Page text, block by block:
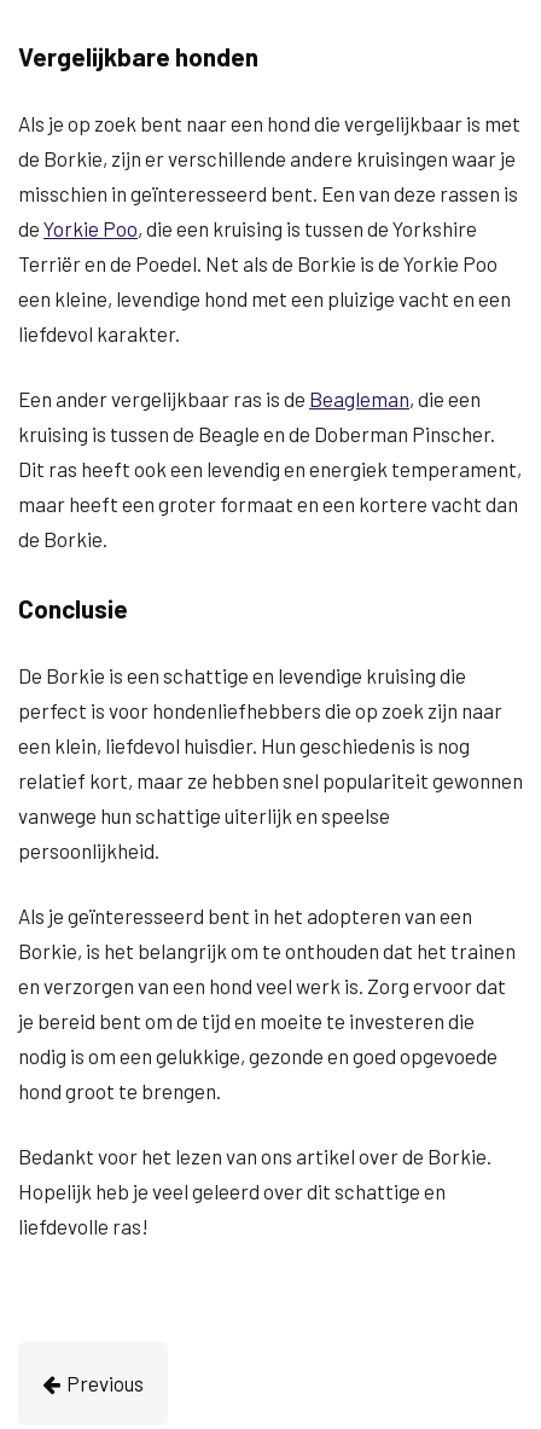
Vergelijkbare honden
Als je op zoek bent naar een hond die vergelijkbaar is met
de Borkie, zijn er verschillende andere kruisingen waar je
misschien in geïnteresseerd bent. Een van deze rassen is
de Yorkie Poo, die een kruising is tussen de Yorkshire
Terriër en de Poedel. Net als de Borkie is de Yorkie Poo
een kleine, levendige hond met een pluizige vacht en een
liefdevol karakter.
Een ander vergelijkbaar ras is de Beagleman, die een
kruising is tussen de Beagle en de Doberman Pinscher.
Dit ras heeft ook een levendig en energiek temperament,
maar heeft een groter formaat en een kortere vacht dan
de Borkie.
Conclusie
De Borkie is een schattige en levendige kruising die
perfect is voor hondenliefhebbers die op zoek zijn naar
een klein, liefdevol huisdier. Hun geschiedenis is nog
relatief kort, maar ze hebben snel populariteit gewonnen
vanwege hun schattige uiterlijk en speelse
persoonlijkheid.
Als je geïnteresseerd bent in het adopteren van een
Borkie, is het belangrijk om te onthouden dat het trainen
en verzorgen van een hond veel werk is. Zorg ervoor dat
je bereid bent om de tijd en moeite te investeren die
nodig is om een gelukkige, gezonde en goed opgevoede
hond groot te brengen.
Bedankt voor het lezen van ons artikel over de Borkie.
Hopelijk heb je veel geleerd over dit schattige en
liefdevolle ras!
Previous